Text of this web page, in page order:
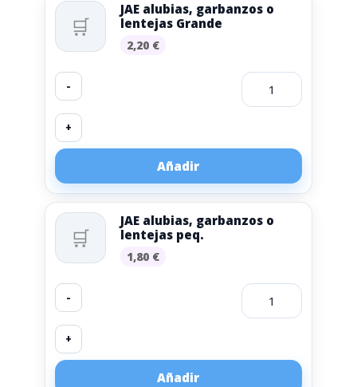
🛒
JAE alubias, garbanzos o
lentejas Grande
2,20 €
-
+
Añadir
🛒
JAE alubias, garbanzos o
lentejas peq.
1,80 €
-
+
Añadir